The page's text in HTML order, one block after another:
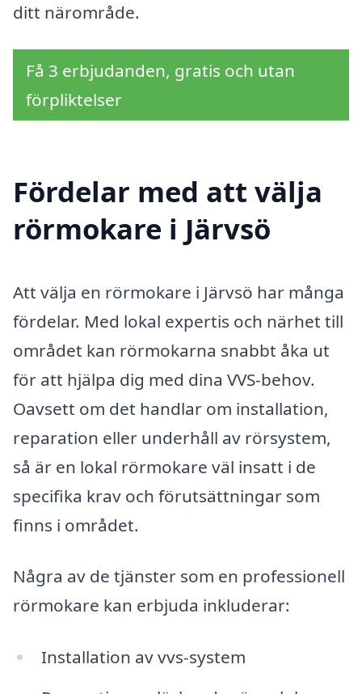
ditt närområde.
Få 3 erbjudanden, gratis och utan
förpliktelser
Fördelar med att välja
rörmokare i Järvsö
Att välja en rörmokare i Järvsö har många
fördelar. Med lokal expertis och närhet till
området kan rörmokarna snabbt åka ut
för att hjälpa dig med dina VVS-behov.
Oavsett om det handlar om installation,
reparation eller underhåll av rörsystem,
så är en lokal rörmokare väl insatt i de
specifika krav och förutsättningar som
finns i området.
Några av de tjänster som en professionell
rörmokare kan erbjuda inkluderar:
Installation av vvs-system